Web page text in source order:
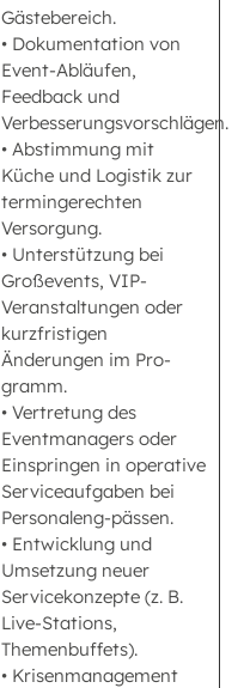
Gästebereich.
• Dokumentation von
Event-Abläufen,
Feedback und
Verbesserungsvorschlägen.
• Abstimmung mit
Küche und Logistik zur
termingerechten
Versorgung.
• Unterstützung bei
Großevents, VIP-
Veranstaltungen oder
kurzfristigen
Änderungen im Pro-
gramm.
• Vertretung des
Eventmanagers oder
Einspringen in operative
Serviceaufgaben bei
Personaleng-pässen.
• Entwicklung und
Umsetzung neuer
Servicekonzepte (z. B.
Live-Stations,
Themenbuffets).
• Krisenmanagement